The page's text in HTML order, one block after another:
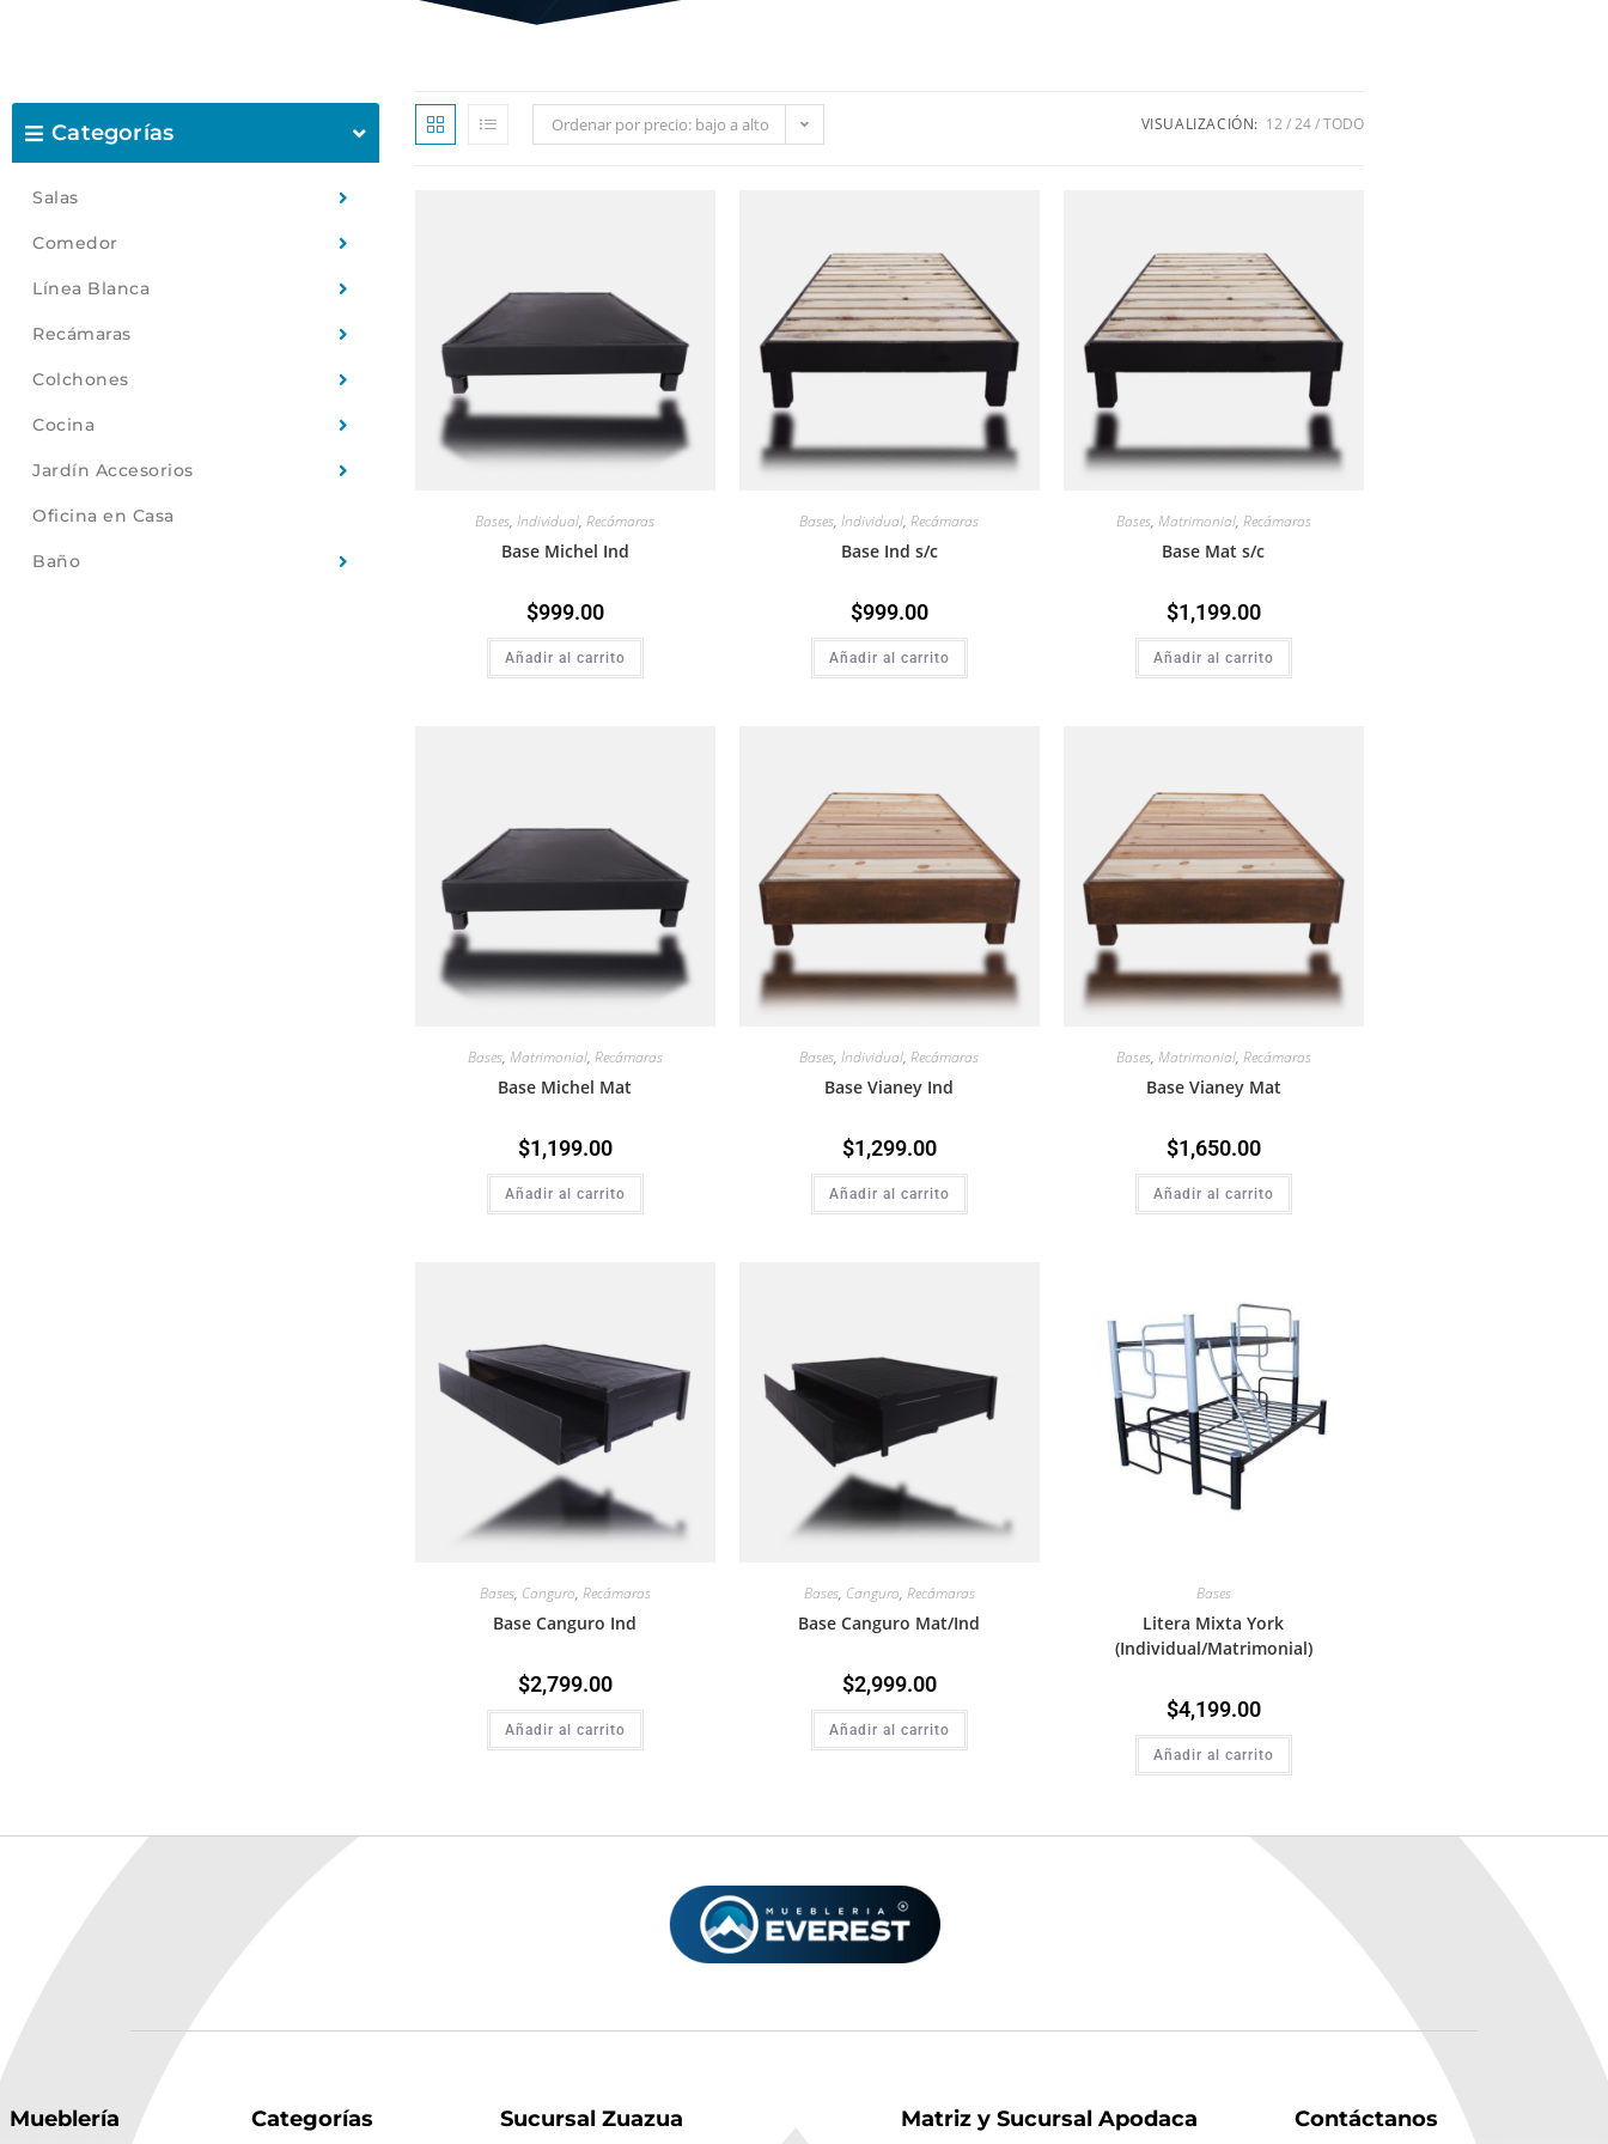
Categorías
Salas
Comedor
Línea Blanca
Recámaras
Colchones
Cocina
Jardín Accesorios
Oficina en Casa
Baño
Ordenar por precio: bajo a alto VISUALIZACIÓN: 12 24 TODO
Bases,Individual,Recámaras
Base Michel Ind
$999.00
Añadir al carrito
Bases,Individual,Recámaras
Base Ind s/c
$999.00
Añadir al carrito
Bases, Matrimonial, Recámaras
Base Mat s/c
$1,199.00
Añadir al carrito
Bases, Matrimonial, Recámaras
Base Michel Mat
$1,199.00
Añadir al carrito
Bases,Individual,Recámaras
Base Vianey Ind
$1,299.00
Añadir al carrito
Bases, Matrimonial, Recámaras
Base Vianey Mat
$1,650.00
Añadir al carrito
Bases, Canguro, Recámaras
Base Canguro Ind
$2,799.00
Añadir al carrito
Bases, Canguro, Recámaras
Base Canguro Mat/Ind
$2,999.00
Añadir al carrito
Bases
Litera Mixta York
(Individual/Matrimonial)
$4,199.00
Añadir al carrito
Mueblería Categorías Sucursal Zuazua Matriz y Sucursal Apodaca Contáctanos